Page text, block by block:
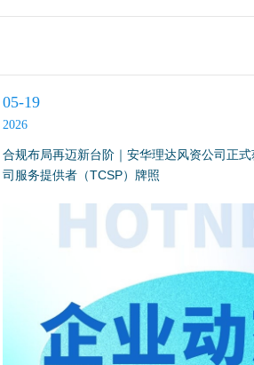
05-19
2026
合规布局再迈新台阶｜安华理达风资公司正
司服务提供者（TCSP）牌照